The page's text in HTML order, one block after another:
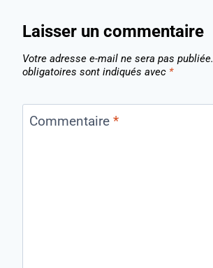
Laisser un commentaire
Votre adresse e-mail ne sera pas publiée.
obligatoires sont indiqués avec *
Commentaire *